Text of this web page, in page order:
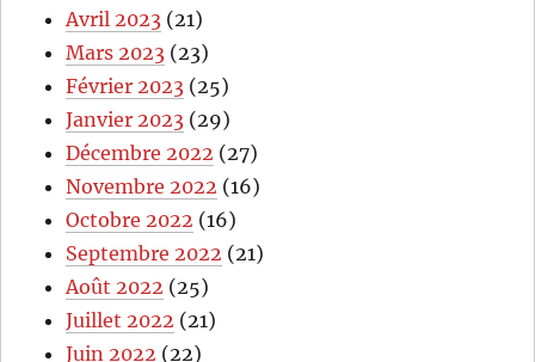
Avril 2023 (21)
Mars 2023 (23)
Février 2023 (25)
Janvier 2023 (29)
Décembre 2022 (27)
Novembre 2022 (16)
Octobre 2022 (16)
Septembre 2022 (21)
Août 2022 (25)
Juillet 2022 (21)
Juin 2022 (22)